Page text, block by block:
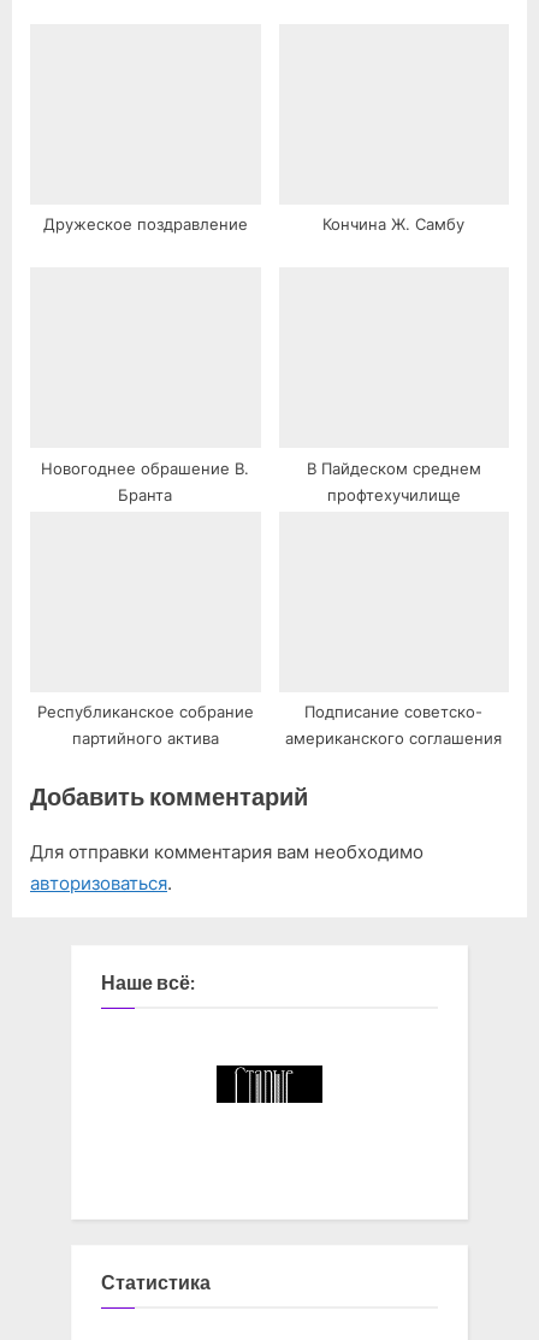
Дружеское поздравление Кончина Ж. Самбу
Новогоднее обрашение В.
Бранта
В Пайдеском среднем
профтехучилище
Республиканское собрание
партийного актива
Подписание советско-
американского соглашения
Добавить комментарий
Для отправки комментария вам необходимо
авторизоваться.
Наше всё:
Статистика